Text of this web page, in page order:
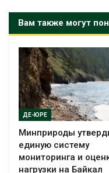
Вам также могут
ДЕ-ЮРЕ
Минприроды
единую систему
мониторинга и
нагрузки на Байкал